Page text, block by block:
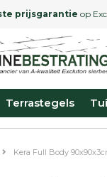
prijsgarantie op
Terrastegels
Kera Full Body